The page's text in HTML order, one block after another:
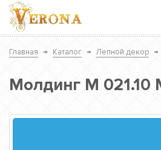
Главная → Каталог → Лепной декор →
Молдинг М 021.10